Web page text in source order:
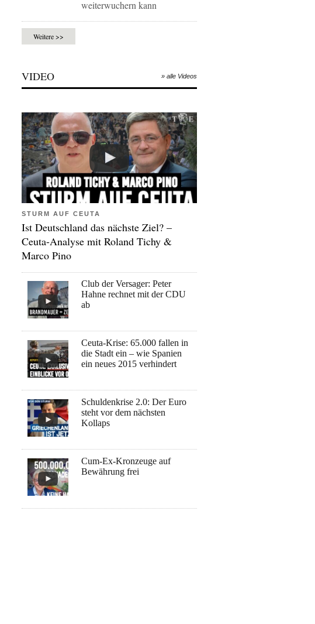
weiterwuchern kann
Weitere >>
VIDEO » alle Videos
STURM AUF CEUTA
Ist Deutschland das nächste Ziel? –
Ceuta-Analyse mit Roland Tichy &
Marco Pino
Club der Versager: Peter
Hahne rechnet mit der CDU
ab
Ceuta-Krise: 65.000 fallen in
die Stadt ein – wie Spanien
ein neues 2015 verhindert
Schuldenkrise 2.0: Der Euro
steht vor dem nächsten
Kollaps
Cum-Ex-Kronzeuge auf
Bewährung frei